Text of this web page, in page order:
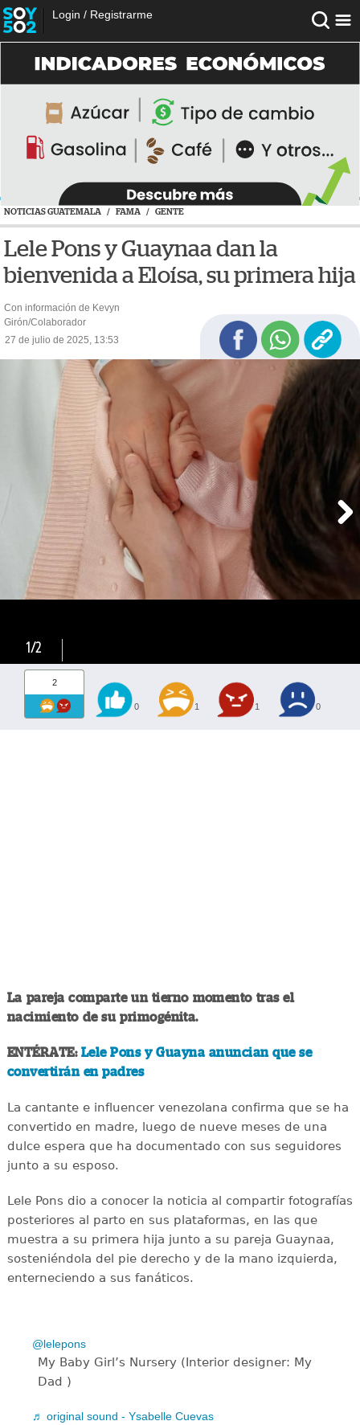
Login / Registrarme
NOTICIAS GUATEMALA / FAMA / GENTE
Lele Pons y Guaynaa dan la
bienvenida a Eloísa, su primera hija
Con información de Kevyn
Girón/Colaborador
27 de julio de 2025, 13:53
1/2
2
0 1 1 0
La pareja comparte un tierno momento tras el
nacimiento de su primogénita.
ENTÉRATE: Lele Pons y Guayna anuncian que se
convertirán en padres
La cantante e influencer venezolana confirma que se ha
convertido en madre, luego de nueve meses de una
dulce espera que ha documentado con sus seguidores
junto a su esposo.
Lele Pons dio a conocer la noticia al compartir fotografías
posteriores al parto en sus plataformas, en las que
muestra a su primera hija junto a su pareja Guaynaa,
sosteniéndola del pie derecho y de la mano izquierda,
enterneciendo a sus fanáticos.
@lelepons
My Baby Girl’s Nursery (Interior designer: My
Dad )
♬ original sound - Ysabelle Cuevas